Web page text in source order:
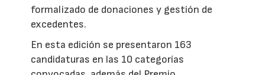
formalizado de donaciones y gestión de
excedentes.
En esta edición se presentaron 163
candidaturas en las 10 categorías